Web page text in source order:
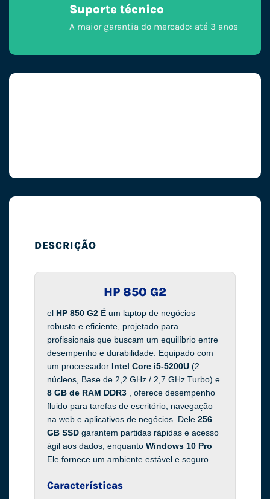
Suporte técnico
A maior garantia do mercado: até 3 anos
DESCRIÇÃO
HP 850 G2
el HP 850 G2 É um laptop de negócios
robusto e eficiente, projetado para
profissionais que buscam um equilíbrio entre
desempenho e durabilidade. Equipado com
um processador Intel Core i5-5200U (2
núcleos, Base de 2,2 GHz / 2,7 GHz Turbo) e
8 GB de RAM DDR3 , oferece desempenho
fluido para tarefas de escritório, navegação
na web e aplicativos de negócios. Dele 256
GB SSD garantem partidas rápidas e acesso
ágil aos dados, enquanto Windows 10 Pro
Ele fornece um ambiente estável e seguro.
Características